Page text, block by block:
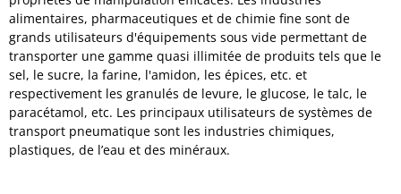
alimentaires, pharmaceutiques et de chimie fine sont de
grands utilisateurs d'équipements sous vide permettant de
transporter une gamme quasi illimitée de produits tels que le
sel, le sucre, la farine, l'amidon, les épices, etc. et
respectivement les granulés de levure, le glucose, le talc, le
paracétamol, etc. Les principaux utilisateurs de systèmes de
transport pneumatique sont les industries chimiques,
plastiques, de l’eau et des minéraux.